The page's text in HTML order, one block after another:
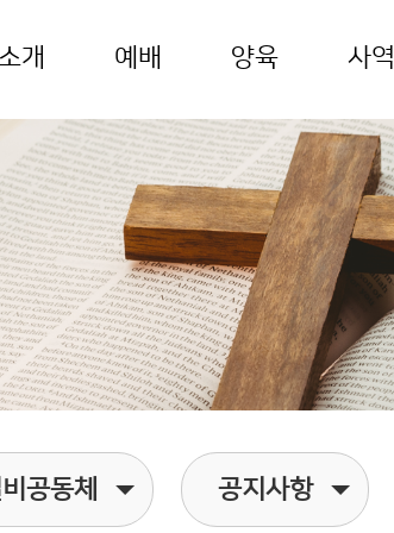
개 예배 양육 사역
공동체 공지사항